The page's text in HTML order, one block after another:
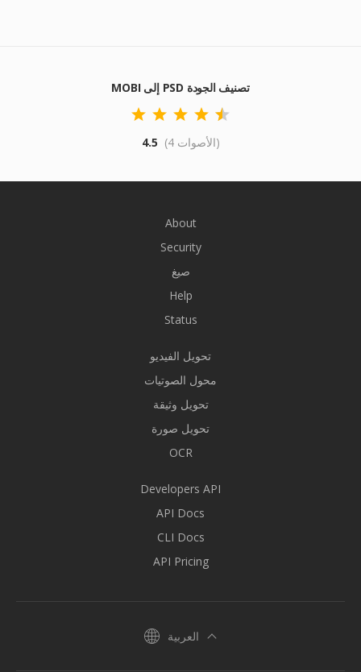
MOBI إلى PSD تصنيف الجودة
4.5 (4 الأصوات)
About
Security
صيغ
Help
Status
تحويل الفيديو
محول الصوتيات
تحويل وثيقة
تحويل صورة
OCR
Developers API
API Docs
CLI Docs
API Pricing
العربية